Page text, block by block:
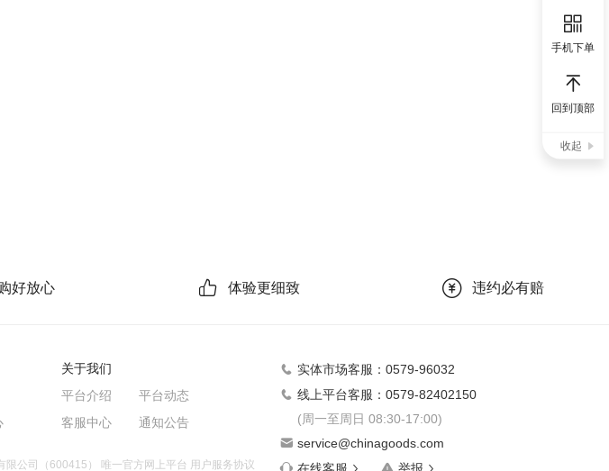
手机下单
回到顶部
收起